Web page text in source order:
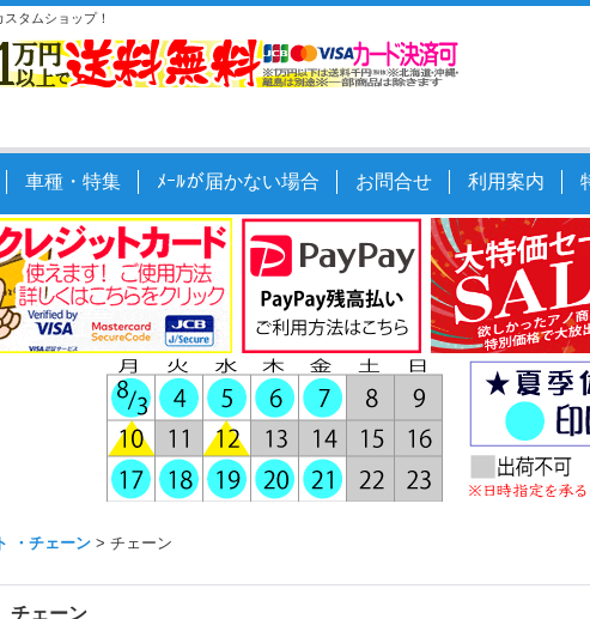
タムショップ！
車種・特集 ﾒｰﾙが届かない場合 お問合せ 利用案内
・チェーン > チェーン
チェーン